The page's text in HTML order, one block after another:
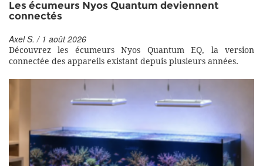
Les écumeurs Nyos Quantum deviennent
connectés
Axel S. / 1 août 2026
Découvrez les écumeurs Nyos Quantum EQ, la version
connectée des appareils existant depuis plusieurs années.